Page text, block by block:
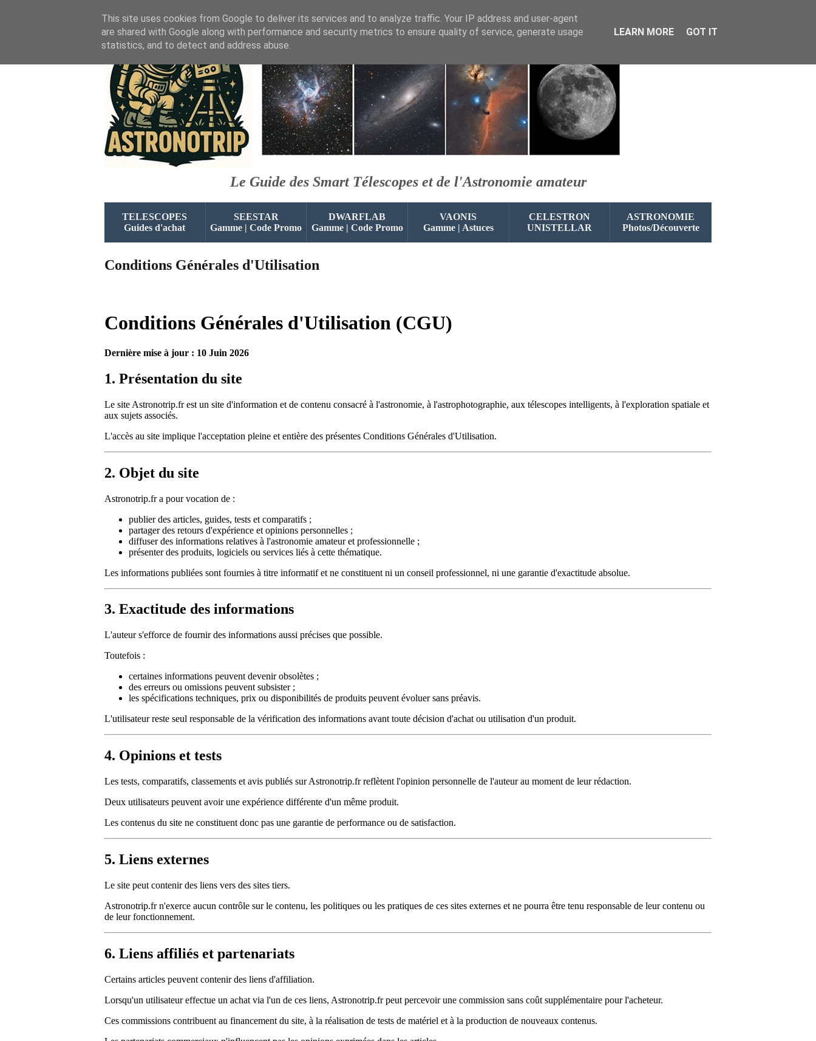
Le Guide des Smart Télescopes et de l'Astronomie amateur
TELESCOPES
Guides d'achat
SEESTAR
Gamme | Code Promo
DWARFLAB
Gamme | Code Promo
VAONIS
Gamme | Astuces
CELESTRON
UNISTELLAR
ASTRONOMIE
Photos/Découverte
Conditions Générales d'Utilisation
Conditions Générales d'Utilisation (CGU)
Dernière mise à jour : 10 Juin 2026
1. Présentation du site
Le site Astronotrip.fr est un site d'information et de contenu consacré à l'astronomie, à l'astrophotographie, aux télescopes intelligents, à l'exploration spatiale et
aux sujets associés.
L'accès au site implique l'acceptation pleine et entière des présentes Conditions Générales d'Utilisation.
2. Objet du site
Astronotrip.fr a pour vocation de :
publier des articles, guides, tests et comparatifs ;
partager des retours d'expérience et opinions personnelles ;
diffuser des informations relatives à l'astronomie amateur et professionnelle ;
présenter des produits, logiciels ou services liés à cette thématique.
Les informations publiées sont fournies à titre informatif et ne constituent ni un conseil professionnel, ni une garantie d'exactitude absolue.
3. Exactitude des informations
L'auteur s'efforce de fournir des informations aussi précises que possible.
Toutefois :
certaines informations peuvent devenir obsolètes ;
des erreurs ou omissions peuvent subsister ;
les spécifications techniques, prix ou disponibilités de produits peuvent évoluer sans préavis.
L'utilisateur reste seul responsable de la vérification des informations avant toute décision d'achat ou utilisation d'un produit.
4. Opinions et tests
Les tests, comparatifs, classements et avis publiés sur Astronotrip.fr reflètent l'opinion personnelle de l'auteur au moment de leur rédaction.
Deux utilisateurs peuvent avoir une expérience différente d'un même produit.
Les contenus du site ne constituent donc pas une garantie de performance ou de satisfaction.
5. Liens externes
Le site peut contenir des liens vers des sites tiers.
Astronotrip.fr n'exerce aucun contrôle sur le contenu, les politiques ou les pratiques de ces sites externes et ne pourra être tenu responsable de leur contenu ou
de leur fonctionnement.
6. Liens affiliés et partenariats
Certains articles peuvent contenir des liens d'affiliation.
Lorsqu'un utilisateur effectue un achat via l'un de ces liens, Astronotrip.fr peut percevoir une commission sans coût supplémentaire pour l'acheteur.
Ces commissions contribuent au financement du site, à la réalisation de tests de matériel et à la production de nouveaux contenus.
This site uses cookies from Google to deliver its services and to analyze traffic. Your IP address and user-agent
are shared with Google along with performance and security metrics to ensure quality of service, generate usage
statistics, and to detect and address abuse.
LEARN MORE GOT IT